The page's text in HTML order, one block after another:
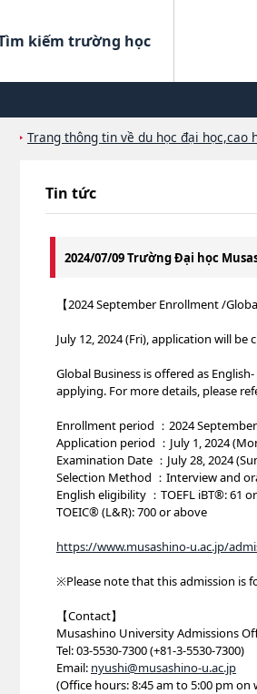
kiếm trường học
Trang thông tin về du học đại học,cao
Tin tức
2024/07/09 Trường Đại học
【2024 September Enrollment /
July 12, 2024 (Fri), application will be
Global Business is offered as
applying. For more details, please
Enrollment period ：2024 September
Application period ：July 1, 2024
Examination Date ：July 28, 2024
Selection Method ：Interview and
English eligibility ：TOEFL iBT®: 61
TOEIC® (L&R): 700 or above
https://www.musashino-u.ac.jp/
※Please note that this admission is
【Contact】
Musashino University Admissions
Tel: 03-5530-7300 (+81-3-5530-7300)
Email: nyushi@musashino-u.ac.jp
(Office hours: 8:45 am to 5:00 pm